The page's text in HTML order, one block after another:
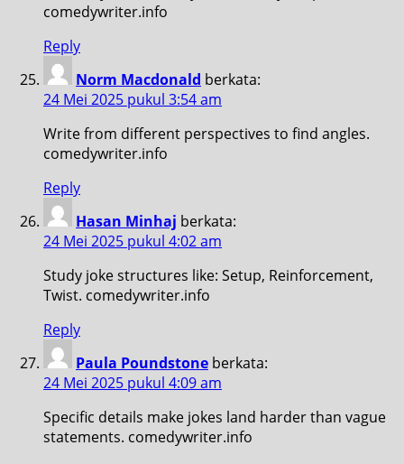
comedywriter.info
Reply
Norm Macdonald berkata:
24 Mei 2025 pukul 3:54 am
Write from different perspectives to find angles.
comedywriter.info
Reply
Hasan Minhaj berkata:
24 Mei 2025 pukul 4:02 am
Study joke structures like: Setup, Reinforcement,
Twist. comedywriter.info
Reply
Paula Poundstone berkata:
24 Mei 2025 pukul 4:09 am
Specific details make jokes land harder than vague
statements. comedywriter.info